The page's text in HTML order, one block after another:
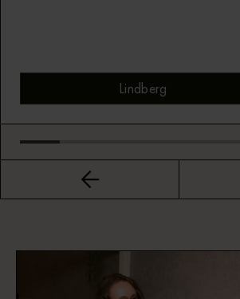
Lindberg
Bekijk montuur